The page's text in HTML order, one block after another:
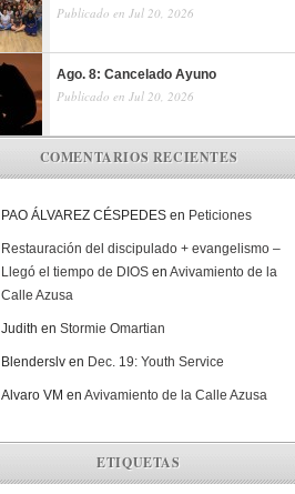
Publicado en Jul 20, 2026
Ago. 8: Cancelado Ayuno
Publicado en Jul 20, 2026
COMENTARIOS RECIENTES
PAO ÁLVAREZ CÉSPEDES en Peticiones
Restauración del discipulado + evangelismo –
Llegó el tiempo de DIOS en Avivamiento de la
Calle Azusa
Judith en Stormie Omartian
Blenderslv en Dec. 19: Youth Service
Alvaro VM en Avivamiento de la Calle Azusa
ETIQUETAS